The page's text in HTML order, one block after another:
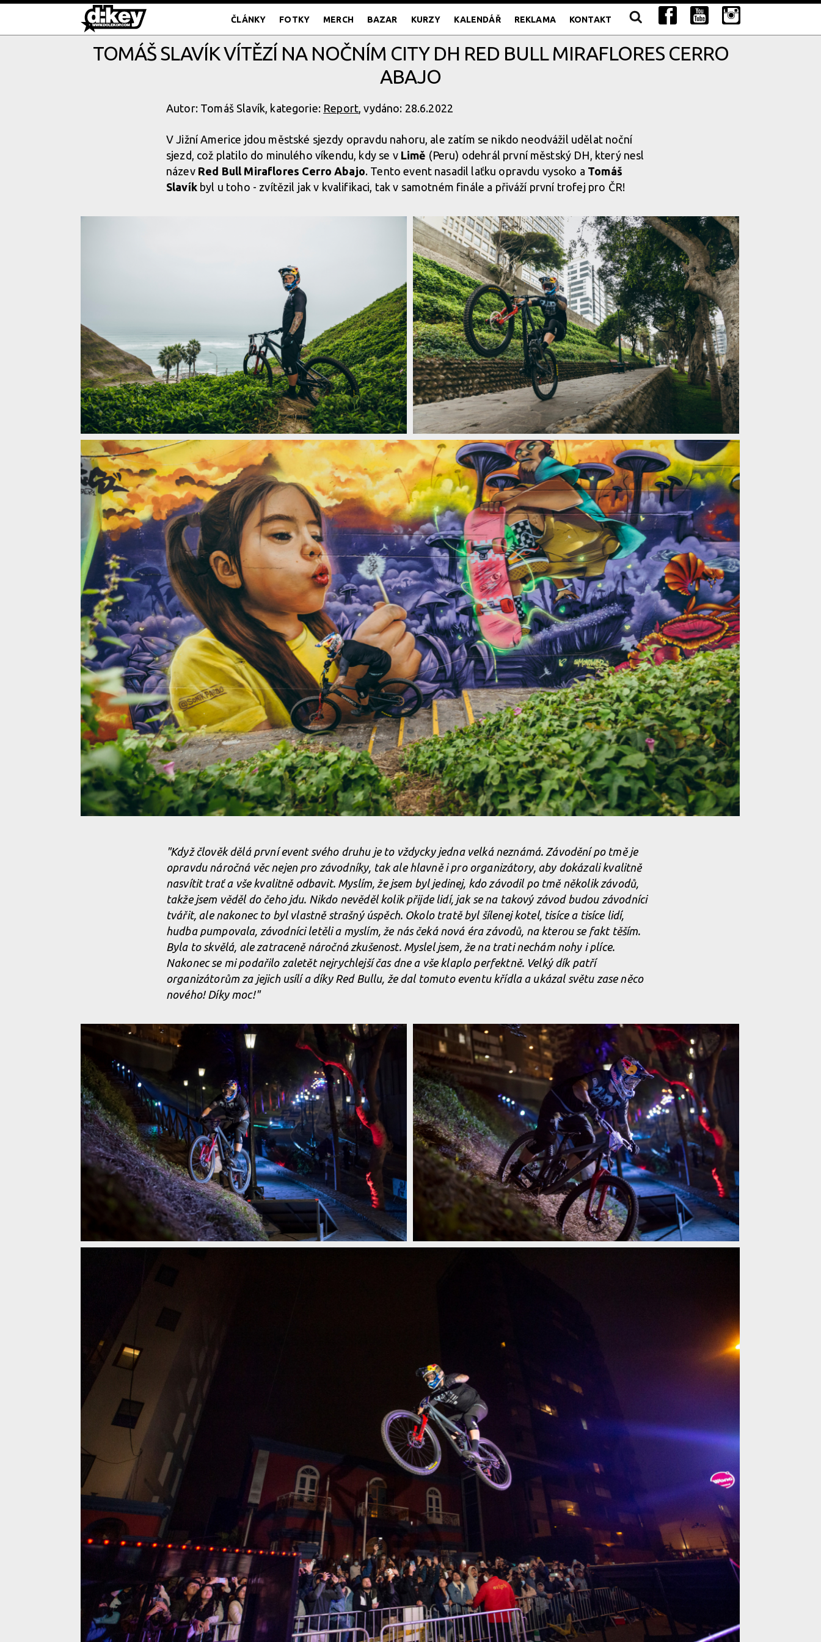
ČLÁNKY FOTKY MERCH BAZAR KURZY KALENDÁŘ REKLAMA KONTAKT
TOMÁŠ SLAVÍK VÍTĚZÍ NA NOČNÍM CITY DH RED BULL MIRAFLORES CERRO
ABAJO
Autor: Tomáš Slavík, kategorie: Report, vydáno: 28.6.2022
V Jižní Americe jdou městské sjezdy opravdu nahoru, ale zatím se nikdo neodvážil udělat noční
sjezd, což platilo do minulého víkendu, kdy se v Limě (Peru) odehrál první městský DH, který nesl
název Red Bull Miraflores Cerro Abajo. Tento event nasadil laťku opravdu vysoko a Tomáš
Slavíkbyl u toho - zvítězil jak v kvalifikaci, tak v samotném finále a přiváží první trofej pro ČR!
Tomáš Slavík vítězí na nočním city DH Red Bull Miraflores Cerro Abajo
Tomáš Slavík vítězí na nočním city DH Red Bull Miraflores Cerro Abajo
Tomáš Slavík vítězí na nočním city DH Red Bull Miraflores Cerro Abajo
Tomáš Slavík vítězí na nočním city DH Red Bull Miraflores Cerro Abajo
Tomáš Slavík vítězí na nočním city DH Red Bull Miraflores Cerro Abajo
Tomáš Slavík vítězí na nočním city DH Red Bull Miraflores Cerro Abajo
Tomáš Slavík vítězí na nočním city DH Red Bull Miraflores Cerro Abajo
Tomáš Slavík vítězí na nočním city DH Red Bull Miraflores Cerro Abajo
"Když člověk dělá první event svého druhu je to vždycky jedna velká neznámá. Závodění po tmě je
opravdu náročná věc nejen pro závodníky, tak ale hlavně i pro organizátory, aby dokázali kvalitně
nasvítit trať a vše kvalitně odbavit. Myslím, že jsem byl jedinej, kdo závodil po tmě několik závodů,
takže jsem věděl do čeho jdu. Nikdo nevěděl kolik přijde lidí, jak se na takový závod budou závodníci
tvářit, ale nakonec to byl vlastně strašný úspěch. Okolo tratě byl šílenej kotel, tisíce a tisíce lidí,
hudba pumpovala, závodníci letěli a myslím, že nás čeká nová éra závodů, na kterou se fakt těším.
Byla to skvělá, ale zatraceně náročná zkušenost. Myslel jsem, že na trati nechám nohy i plíce.
Nakonec se mi podařilo zaletět nejrychlejší čas dne a vše klaplo perfektně. Velký dík patří
organizátorům za jejich usílí a díky Red Bullu, že dal tomuto eventu křídla a ukázal světu zase něco
nového! Díky moc!"
Tomáš Slavík vítězí na nočním city DH Red Bull Miraflores Cerro Abajo Tomáš Slavík vítězí na nočním city DH Red Bull Miraflores Cerro Abajo